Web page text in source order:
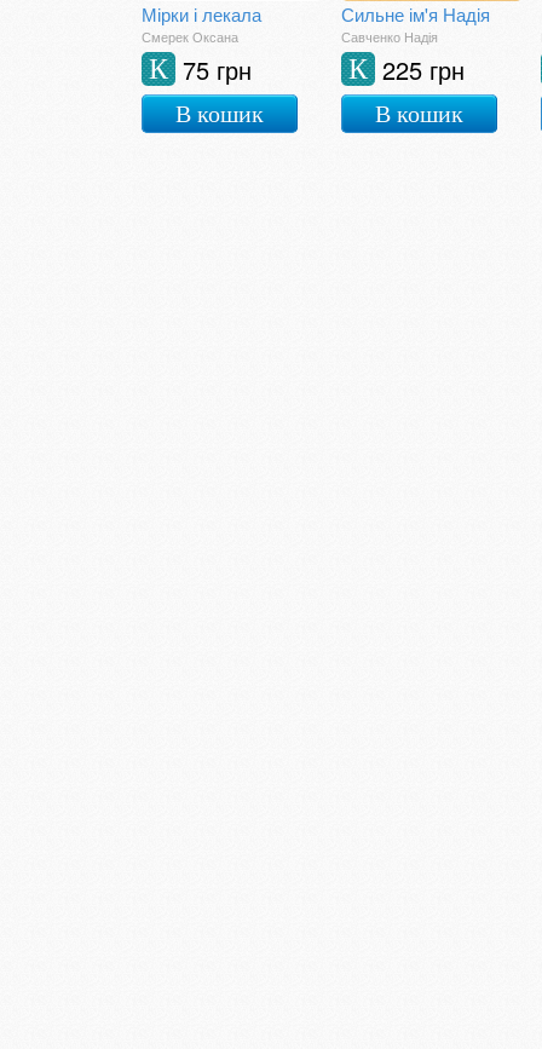
Мірки і лекала
Смерек Оксана
75 грн
К
В кошик
Сильне ім'я Надія
Савченко Надія
225 грн
К
В кошик